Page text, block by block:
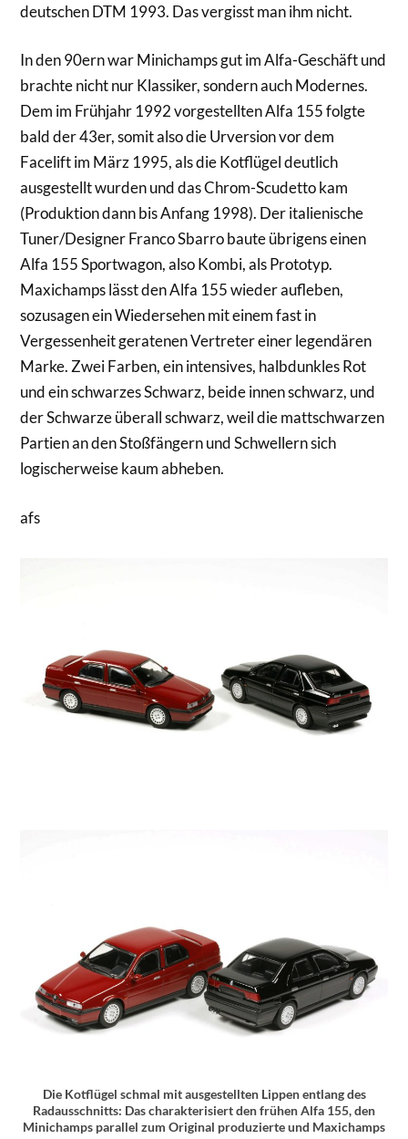
deutschen DTM 1993. Das vergisst man ihm nicht.
In den 90ern war Minichamps gut im Alfa-Geschäft und
brachte nicht nur Klassiker, sondern auch Modernes.
Dem im Frühjahr 1992 vorgestellten Alfa 155 folgte
bald der 43er, somit also die Urversion vor dem
Facelift im März 1995, als die Kotflügel deutlich
ausgestellt wurden und das Chrom-Scudetto kam
(Produktion dann bis Anfang 1998). Der italienische
Tuner/Designer Franco Sbarro baute übrigens einen
Alfa 155 Sportwagon, also Kombi, als Prototyp.
Maxichamps lässt den Alfa 155 wieder aufleben,
sozusagen ein Wiedersehen mit einem fast in
Vergessenheit geratenen Vertreter einer legendären
Marke. Zwei Farben, ein intensives, halbdunkles Rot
und ein schwarzes Schwarz, beide innen schwarz, und
der Schwarze überall schwarz, weil die mattschwarzen
Partien an den Stoßfängern und Schwellern sich
logischerweise kaum abheben.
afs
Die Kotflügel schmal mit ausgestellten Lippen entlang des
Radausschnitts: Das charakterisiert den frühen Alfa 155, den
Minichamps parallel zum Original produzierte und Maxichamps